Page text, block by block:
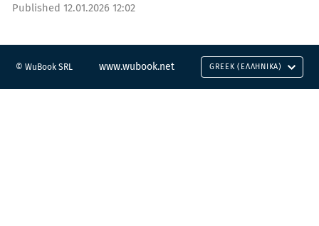
Published 12.01.2026 12:02
© WuBook SRL www.wubook.net GREEK (ΕΛΛΗΝΙΚΆ)